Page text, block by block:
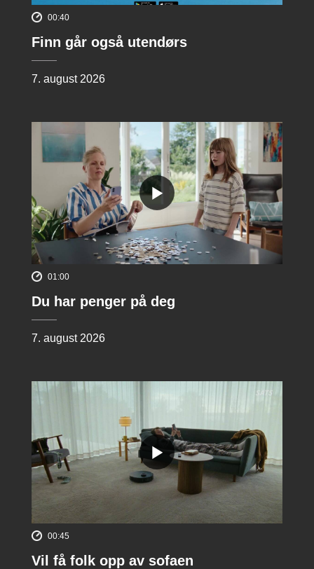
00:40
Finn går også utendørs
7. august 2026
01:00
Du har penger på deg
7. august 2026
00:45
Vil få folk opp av sofaen